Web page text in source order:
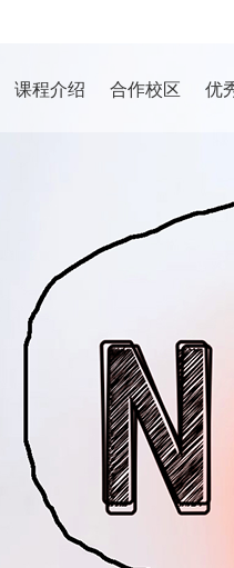
课程介绍 合作校区 优